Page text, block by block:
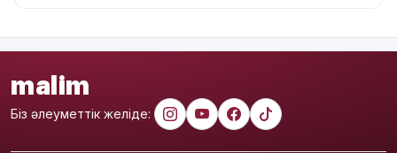
malim
Біз әлеуметтік желіде: